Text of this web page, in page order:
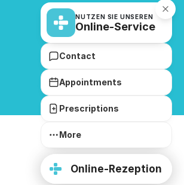
Online-Rezeption
NUTZEN SIE UNSEREN
Online-Service
Contact
Appointments
Prescriptions
More